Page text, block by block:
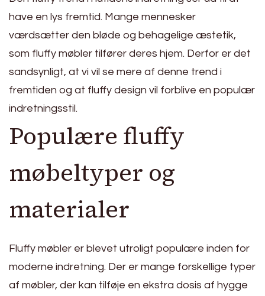
have en lys fremtid. Mange mennesker
værdsætter den bløde og behagelige æstetik,
som fluffy møbler tilfører deres hjem. Derfor er det
sandsynligt, at vi vil se mere af denne trend i
fremtiden og at fluffy design vil forblive en populær
indretningsstil.
Populære fluffy
møbeltyper og
materialer
Fluffy møbler er blevet utroligt populære inden for
moderne indretning. Der er mange forskellige typer
af møbler, der kan tilføje en ekstra dosis af hygge